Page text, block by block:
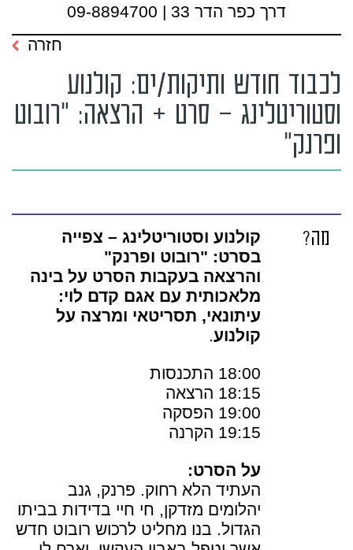
דרך כפר הדר 33 | 09-8894700
לכבוד חודש ותיקות/ים: קולנוע
וסטוריטלינג – סרט + הרצאה: "רובוט
ופרנק"
חזרה
מה?
קולנוע וסטוריטלינג – צפייה
בסרט: "רובוט ופרנק"
והרצאה בעקבות הסרט על בינה
מלאכותית עם אגם קדם לוי:
עיתונאי, תסריטאי ומרצה על
קולנוע.
18:00 התכנסות
18:15 הרצאה
19:00 הפסקה
19:15 הקרנה
על הסרט:
העתיד הלא רחוק. פרנק, גנב
יהלומים מזדקן, חי חיי בדידות בביתו
הגדול. בנו מחליט לרכוש רובוט חדש